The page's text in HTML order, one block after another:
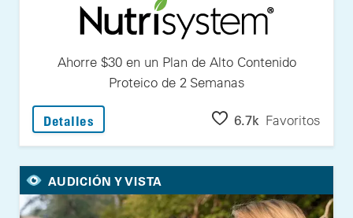
Ahorre $30 en un Plan de Alto Contenido
Proteico de 2 Semanas
Detalles : Ahorre $30 en un Plan de Alto Contenido
6.7k Favoritos
AUDICIÓN Y VISTA